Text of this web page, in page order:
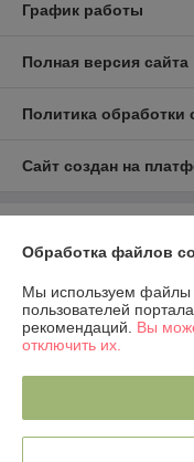
График работы
Полная версия сайта
Политика обработки
Сайт создан на
224023 г.Брест, ул.
Регистрационный номер
Регистрационный орган:
Обработка файлов
Мы используем файлы
пользователей
рекомендаций. Вы
отключить их.